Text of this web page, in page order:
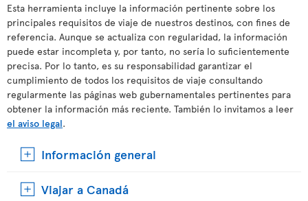
Esta herramienta incluye la información pertinente sobre los
principales requisitos de viaje de nuestros destinos, con fines de
referencia. Aunque se actualiza con regularidad, la información
puede estar incompleta y, por tanto, no sería lo suficientemente
precisa. Por lo tanto, es su responsabilidad garantizar el
cumplimiento de todos los requisitos de viaje consultando
regularmente las páginas web gubernamentales pertinentes para
obtener la información más reciente. También lo invitamos a leer
el aviso legal.
Información general
Viajar a Canadá